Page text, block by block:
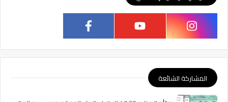
المشاركة الشائعة